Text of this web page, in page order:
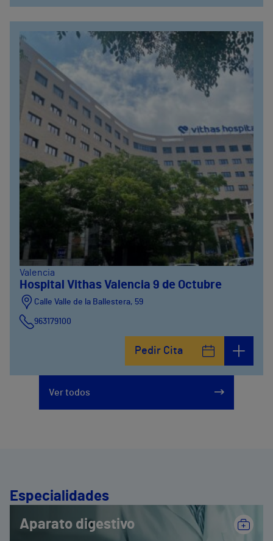
Valencia
Hospital Vithas Valencia 9 de Octubre
Calle Valle de la Ballestera, 59
963179100
Pedir Cita
Ver todos
Especialidades
Aparato digestivo